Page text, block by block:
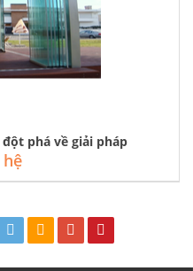
phá về giải pháp
hệ